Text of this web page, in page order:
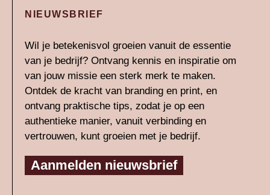
k
e
d
i
n
-
i
n
t
a
g
r
a
m
NIEUWSBRIEF
Wil je betekenisvol groeien vanuit de essentie
van je bedrijf? Ontvang kennis en inspiratie om
van jouw missie een sterk merk te maken.
Ontdek de kracht van branding en print, en
ontvang praktische tips, zodat je op een
authentieke manier, vanuit verbinding en
vertrouwen, kunt groeien met je bedrijf.
Aanmelden nieuwsbrief